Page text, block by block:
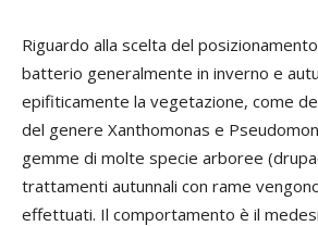
Riguardo alla scelta del
batterio generalmente in inverno e
epifiticamente la vegetazione, come
del genere Xanthomonas e
gemme di molte specie arboree
trattamenti autunnali con rame
effettuati. Il comportamento è il